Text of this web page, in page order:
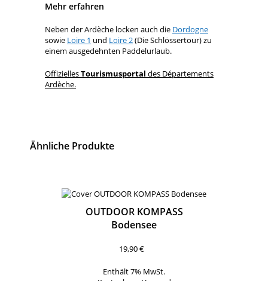
Mehr erfahren
Neben der Ardèche locken auch die Dordogne
sowie Loire 1 und Loire 2(Die Schlössertour) zu
einem ausgedehnten Paddelurlaub.
OffiziellesTourismusportal des Départements
Ardèche.
Ähnliche Produkte
OUTDOOR KOMPASS
Bodensee
19,90€
Enthält 7% MwSt.